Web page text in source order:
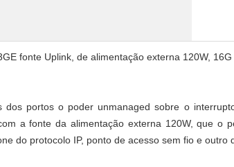
fonte Uplink, de alimentação externa 120W,
dos portos o poder unmanaged sobre o
a fonte da alimentação externa 120W, que o
do protocolo IP, ponto de acesso sem fio e outro